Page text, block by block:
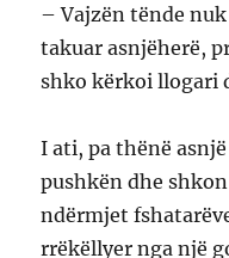
– Vajzën tënde
takuar asnjëherë,
shko kërkoi llogari
I ati, pa thënë
pushkën dhe
ndërmjet
rrëkëllyer nga një